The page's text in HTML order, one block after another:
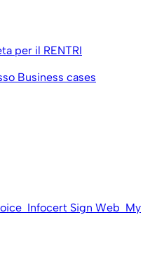
per il RENTRI
Business cases
Infocert Sign Web My